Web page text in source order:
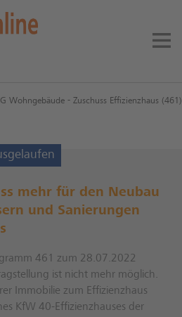
Wohngebäude - Zuschuss Effizienzhaus (461)
mehr für den Neubau
und Sanierungen
461 zum 28.07.2022
ist nicht mehr möglich.
Immobilie zum Effizienzhaus
KfW 40-Effizienzhauses der